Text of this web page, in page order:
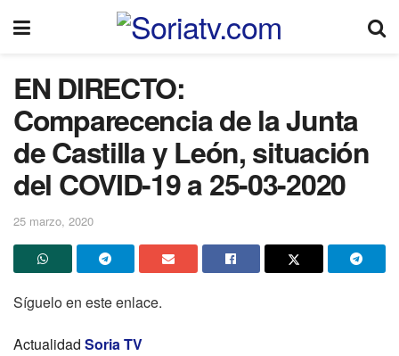
EN DIRECTO:
Comparecencia de la Junta
de Castilla y León, situación
del COVID-19 a 25-03-2020
25 marzo, 2020
Síguelo en este enlace.
Actualidad Soria TV